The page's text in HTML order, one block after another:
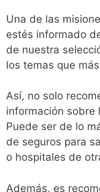
Una de las
estés informado
de nuestra
los temas que
Así, no solo
información sobre
Puede ser de lo
de seguros para
o hospitales de
Además, es